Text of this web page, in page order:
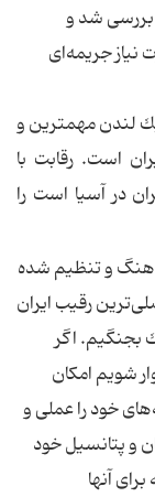
بررسی شد و
نیاز جریمه‌ای
لندن مهمترین و
است. رقابت با
در آسیا است را
و تنظیم شده
رقیب ایران
بجنگیم. اگر
شویم امكان
خود را عملی و
و پتانسیل خود
آنها